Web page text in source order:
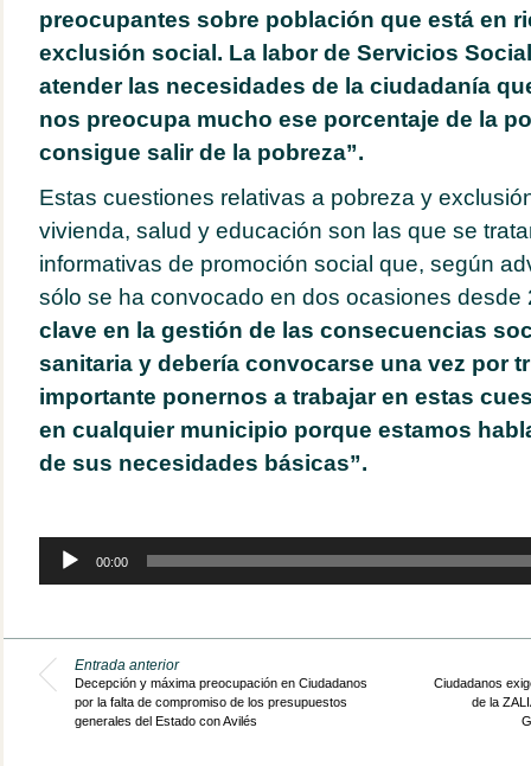
preocupantes sobre población que está en
exclusión social. La labor de Servicios
atender las necesidades de la ciudadanía
nos preocupa mucho ese porcentaje de la
consigue salir de la pobreza”.
Estas cuestiones relativas a pobreza y
vivienda, salud y educación son las que se
informativas de promoción social que, según
sólo se ha convocado en dos ocasiones desde
clave en la gestión de las consecuencias
sanitaria y debería convocarse una vez por
importante ponernos a trabajar en estas
en cualquier municipio porque estamos
de sus necesidades básicas”.
Reproductor
audio
00:00
Entrada anterior
Decepción y máxima preocupación en Ciudadanos
por la falta de compromiso de los presupuestos
generales del Estado con Avilés
Ciudadanos
de la